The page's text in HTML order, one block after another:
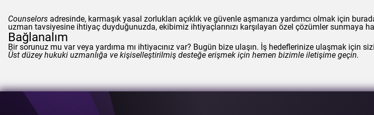
Counselors adresinde, karmaşık yasal zorlukları açıklık ve güvenle aşmanıza yardımcı olmak için
uzman tavsiyesine ihtiyaç duyduğunuzda, ekibimiz ihtiyaçlarınızı karşılayan özel çözümler sunmaya
Bağlanalım
Bir sorunuz mu var veya yardıma mı ihtiyacınız var? Bugün bize ulaşın. İş hedeflerinize ulaşmak için
Üst düzey hukuki uzmanlığa ve kişiselleştirilmiş desteğe erişmek için hemen bizimle iletişime geçin.